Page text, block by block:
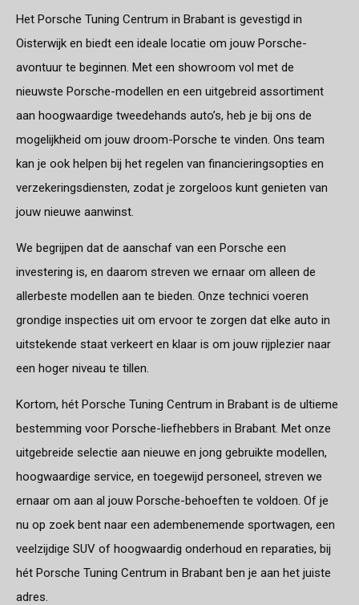
Het Porsche Tuning Centrum in Brabant is gevestigd in
Oisterwijk en biedt een ideale locatie om jouw Porsche-
avontuur te beginnen. Met een showroom vol met de
nieuwste Porsche-modellen en een uitgebreid assortiment
aan hoogwaardige tweedehands auto’s, heb je bij ons de
mogelijkheid om jouw droom-Porsche te vinden. Ons team
kan je ook helpen bij het regelen van financieringsopties en
verzekeringsdiensten, zodat je zorgeloos kunt genieten van
jouw nieuwe aanwinst.
We begrijpen dat de aanschaf van een Porsche een
investering is, en daarom streven we ernaar om alleen de
allerbeste modellen aan te bieden. Onze technici voeren
grondige inspecties uit om ervoor te zorgen dat elke auto in
uitstekende staat verkeert en klaar is om jouw rijplezier naar
een hoger niveau te tillen.
Kortom, hét Porsche Tuning Centrum in Brabant is de ultieme
bestemming voor Porsche-liefhebbers in Brabant. Met onze
uitgebreide selectie aan nieuwe en jong gebruikte modellen,
hoogwaardige service, en toegewijd personeel, streven we
ernaar om aan al jouw Porsche-behoeften te voldoen. Of je
nu op zoek bent naar een adembenemende sportwagen, een
veelzijdige SUV of hoogwaardig onderhoud en reparaties, bij
hét Porsche Tuning Centrum in Brabant ben je aan het juiste
adres.